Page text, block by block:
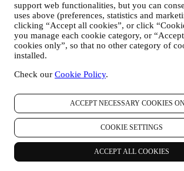
support web functionalities, but you can
uses above (preferences, statistics and
clicking “Accept all cookies”, or click
you manage each cookie category, or
cookies only”, so that no other category of
installed.
Check our Cookie Policy.
ACCEPT NECESSARY COOKIES
COOKIE SETTINGS
ACCEPT ALL COOKIES
(niezależnie od bycia zarejestrowanym
poprzez korzystanie z logów lub
jak "pliki cookie" i innych podobnych
technologię Piksela Śledzącego)
gromadzenia danych za pomocą plików
znaleźć w naszej
naszych usług i reklam albo do celów
w większości przypadków nie będziemy
informacje zwrotne, wnioski, skargi,
z nami (na przykład wiadomości
posty w mediach społecznościowych,
Dane osobowe użytkownika gromadzone
Witryny internetowej albo podawane przez